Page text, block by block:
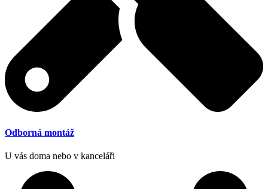
Odborná montáž
U vás doma nebo v kanceláři